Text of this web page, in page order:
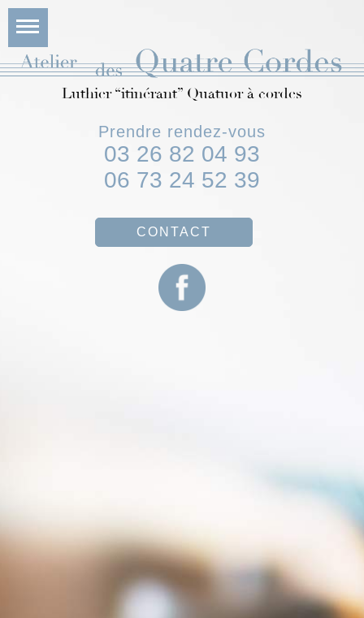
Luthier “itinérant” Quatuor à cordes
Prendre rendez-vous
03 26 82 04 93
06 73 24 52 39
CONTACT